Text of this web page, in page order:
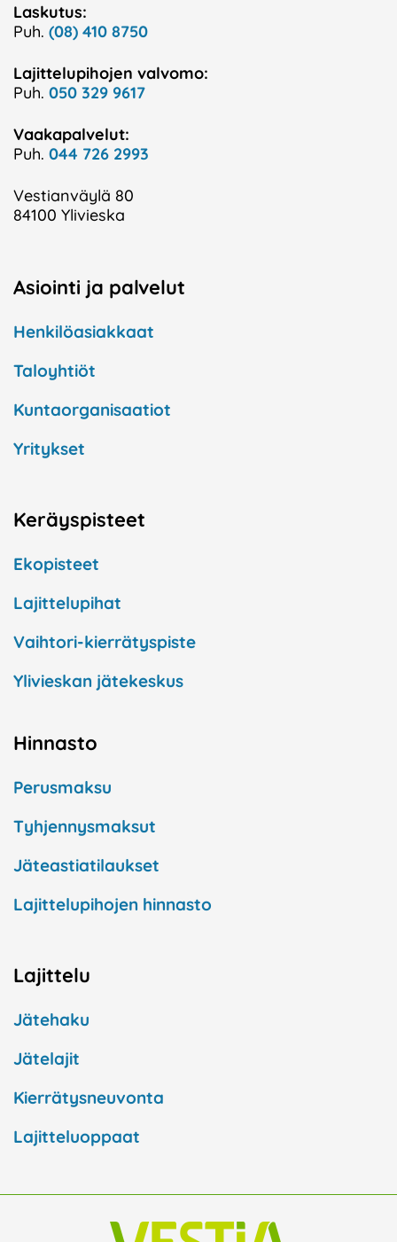
Laskutus:
Puh. (08) 410 8750
Lajittelupihojen valvomo:
Puh. 050 329 9617
Vaakapalvelut:
Puh. 044 726 2993
Vestianväylä 80
84100 Ylivieska
Asiointi ja palvelut
Henkilöasiakkaat
Taloyhtiöt
Kuntaorganisaatiot
Yritykset
Keräyspisteet
Ekopisteet
Lajittelupihat
Vaihtori-kierrätyspiste
Ylivieskan jätekeskus
Hinnasto
Perusmaksu
Tyhjennysmaksut
Jäteastiatilaukset
Lajittelupihojen hinnasto
Lajittelu
Jätehaku
Jätelajit
Kierrätysneuvonta
Lajitteluoppaat